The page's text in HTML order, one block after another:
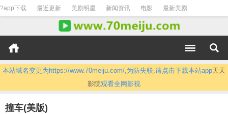
?app下载 最近更新 美剧明星 新闻资讯 电影 最新美剧
本站域名变更为https://www.70meiju.com/,为防失联,请点击下载本站app天天
影院观看全网影视
撞车(美版)